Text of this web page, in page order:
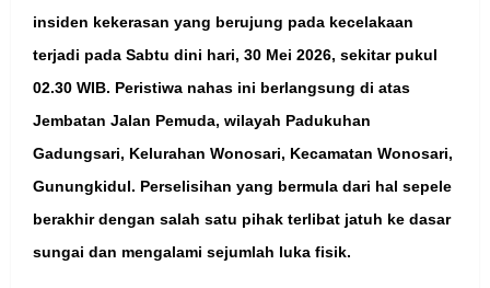
insiden kekerasan yang berujung pada kecelakaan
terjadi pada Sabtu dini hari, 30 Mei 2026, sekitar pukul
02.30 WIB. Peristiwa nahas ini berlangsung di atas
Jembatan Jalan Pemuda, wilayah Padukuhan
Gadungsari, Kelurahan Wonosari, Kecamatan Wonosari,
Gunungkidul. Perselisihan yang bermula dari hal sepele
berakhir dengan salah satu pihak terlibat jatuh ke dasar
sungai dan mengalami sejumlah luka fisik.